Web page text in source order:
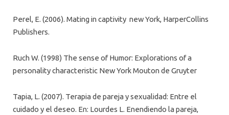
Perel, E. (2006). Mating in captivity new York, HarperCollins
Publishers.
Ruch W. (1998) The sense of Humor: Explorations of a
personality characteristic New York Mouton de Gruyter
Tapia, L. (2007). Terapia de pareja y sexualidad: Entre el
cuidado y el deseo. En: Lourdes L. Enendiendo la pareja,